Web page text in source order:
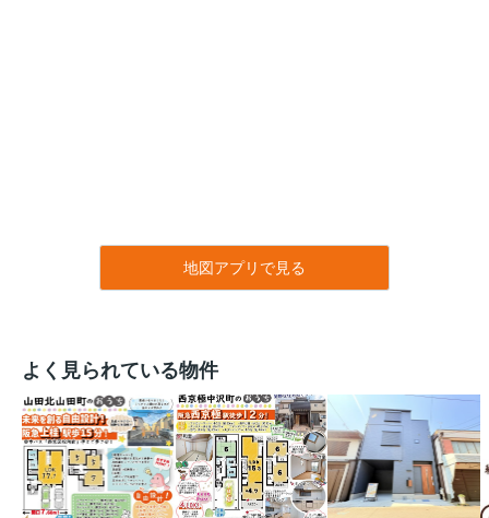
地図アプリで見る
よく見られている物件